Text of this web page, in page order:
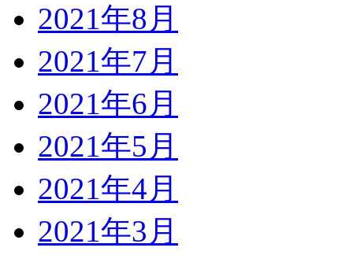
2021年8月
2021年7月
2021年6月
2021年5月
2021年4月
2021年3月